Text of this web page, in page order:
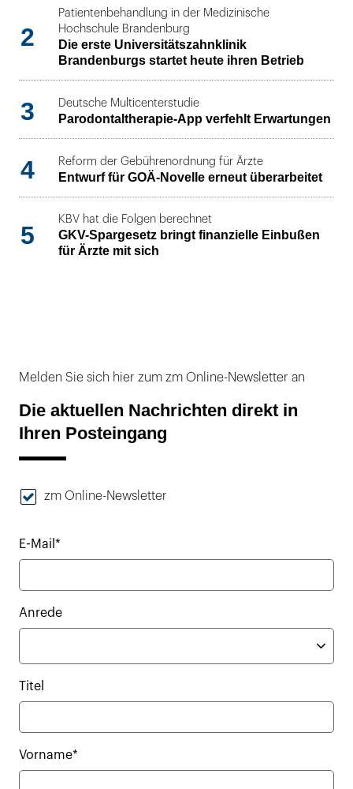
2
Patientenbehandlung in der Medizinische
Hochschule Brandenburg
Die erste Universitätszahnklinik
Brandenburgs startet heute ihren Betrieb
3 Deutsche Multicenterstudie
Parodontaltherapie-App verfehlt Erwartungen
4 Reform der Gebührenordnung für Ärzte
Entwurf für GOÄ-Novelle erneut überarbeitet
5
KBV hat die Folgen berechnet
GKV-Spargesetz bringt finanzielle Einbußen
für Ärzte mit sich
Melden Sie sich hier zum zm Online-Newsletter an
Die aktuellen Nachrichten direkt in
Ihren Posteingang
zm Online-Newsletter
E-Mail*
Anrede
Titel
Vorname*